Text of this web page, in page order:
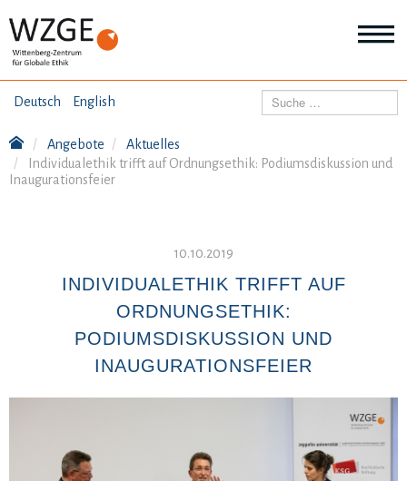
Deutsch English THEMEN
Suchen
Angebote
Aktuelles
Individualethik trifft auf Ordnungsethik: Podiumsdiskussion und
Inaugurationsfeier
10.10.2019
INDIVIDUALETHIK TRIFFT AUF
ORDNUNGSETHIK:
PODIUMSDISKUSSION UND
INAUGURATIONSFEIER